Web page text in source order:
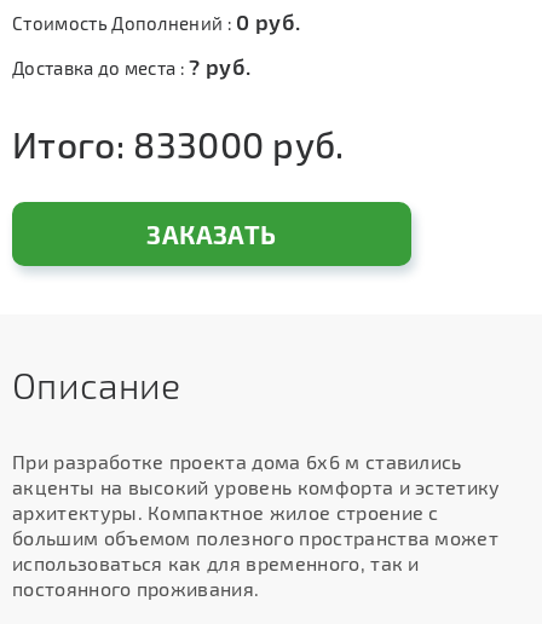
Стоимость Дополнений : 0 руб.
Доставка до места :? руб.
Итого: 833000 руб.
ЗАКАЗАТЬ
Описание
При разработке проекта дома 6х6 м ставились
акценты на высокий уровень комфорта и эстетику
архитектуры. Компактное жилое строение с
большим объемом полезного пространства может
использоваться как для временного, так и
постоянного проживания.